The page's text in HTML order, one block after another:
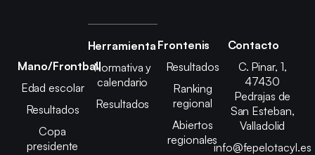
Mano/Frontball
Edad escolar
Resultados
Copa
presidente
Herramienta
Normativa y
calendario
Resultados
Frontenis
Resultados
Ranking
regional
Abiertos
regionales
Contacto
C. Pinar, 1,
47430
Pedrajas de
San Esteban,
Valladolid
info@fepelotacyl.es